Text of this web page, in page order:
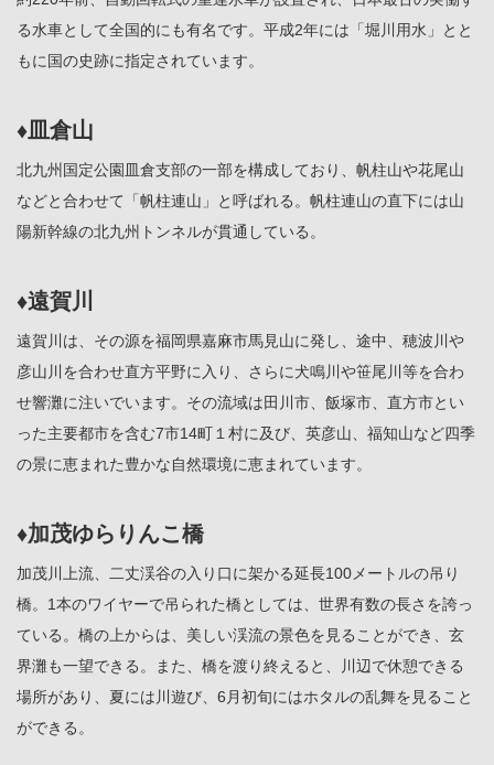
る水車として全国的にも有名です。平成2年には「堀川用水」とと
もに国の史跡に指定されています。
♦皿倉山
北九州国定公園皿倉支部の一部を構成しており、帆柱山や花尾山
などと合わせて「帆柱連山」と呼ばれる。帆柱連山の直下には山
陽新幹線の北九州トンネルが貫通している。
♦遠賀川
遠賀川は、その源を福岡県嘉麻市馬見山に発し、途中、穂波川や
彦山川を合わせ直方平野に入り、さらに犬鳴川や笹尾川等を合わ
せ響灘に注いでいます。その流域は田川市、飯塚市、直方市とい
った主要都市を含む7市14町１村に及び、英彦山、福知山など四季
の景に恵まれた豊かな自然環境に恵まれています。
♦加茂ゆらりんこ橋
加茂川上流、二丈渓谷の入り口に架かる延長100メートルの吊り
橋。1本のワイヤーで吊られた橋としては、世界有数の長さを誇っ
ている。橋の上からは、美しい渓流の景色を見ることができ、玄
界灘も一望できる。また、橋を渡り終えると、川辺で休憩できる
場所があり、夏には川遊び、6月初旬にはホタルの乱舞を見ること
ができる。